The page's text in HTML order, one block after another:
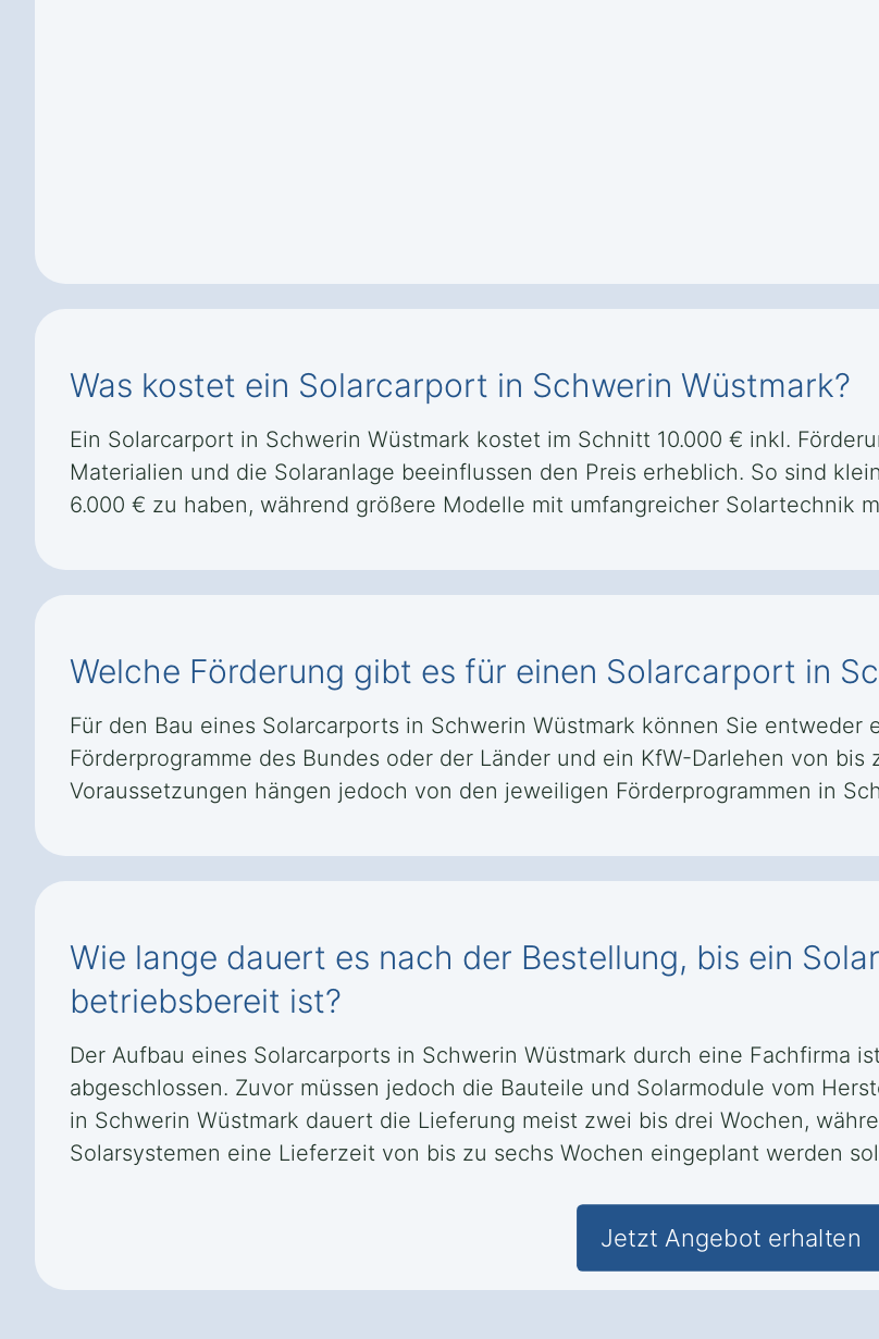
Was kostet ein Solarcarport in Schwerin Wüstmark?
Ein Solarcarport in Schwerin Wüstmark kostet im Schnitt 10.000 € inkl.
Materialien und die Solaranlage beeinflussen den Preis erheblich. So sind
6.000 € zu haben, während größere Modelle mit umfangreicher Solartechnik
Welche Förderung gibt es für einen Solarcarport in
Für den Bau eines Solarcarports in Schwerin Wüstmark können Sie
Förderprogramme des Bundes oder der Länder und ein KfW-Darlehen von bis
Voraussetzungen hängen jedoch von den jeweiligen Förderprogrammen in
Wie lange dauert es nach der Bestellung, bis ein
betriebsbereit ist?
Der Aufbau eines Solarcarports in Schwerin Wüstmark durch eine Fachfirma
abgeschlossen. Zuvor müssen jedoch die Bauteile und Solarmodule vom
in Schwerin Wüstmark dauert die Lieferung meist zwei bis drei Wochen,
Solarsystemen eine Lieferzeit von bis zu sechs Wochen eingeplant werden
Jetzt Angebot erhalten